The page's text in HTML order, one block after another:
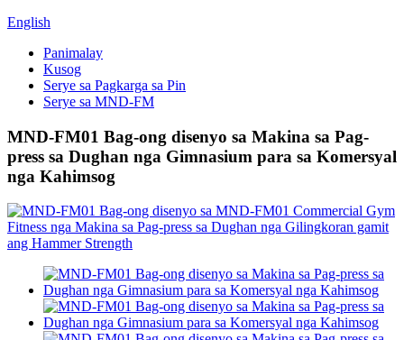
English
Panimalay
Kusog
Serye sa Pagkarga sa Pin
Serye sa MND-FM
MND-FM01 Bag-ong disenyo sa Makina sa Pag-
press sa Dughan nga Gimnasium para sa Komersyal
nga Kahimsog